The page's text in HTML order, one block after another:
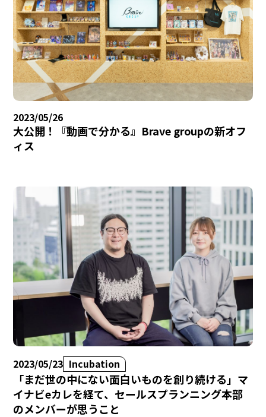
2023/05/26
大公開！『動画で分かる』Brave groupの新オフ
ィス
2023/05/23 Incubation
「まだ世の中にない面白いものを創り続ける」マ
イナビeカレを経て、セールスプランニング本部
のメンバーが思うこと